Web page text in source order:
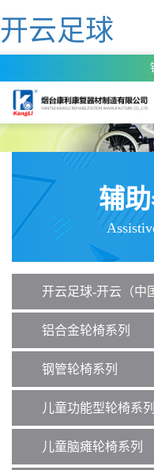
开云足球
辅
开云足球-开云（中
铝合金轮椅系列
钢管轮椅系列
儿童功能型轮椅系列
儿童脑瘫轮椅系列